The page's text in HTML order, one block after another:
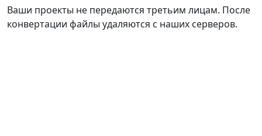
Ваши проекты не передаются третьим лицам. После
конвертации файлы удаляются с наших серверов.